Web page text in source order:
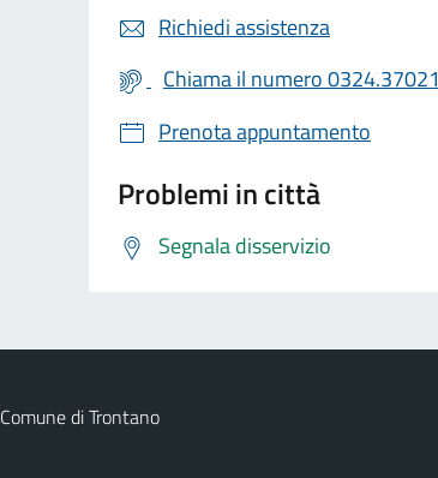
Richiedi assistenza
Chiama il numero 0324.37021
Prenota appuntamento
Problemi in città
Segnala disservizio
Comune di Trontano